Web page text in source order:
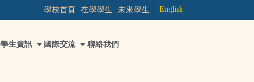
學校首頁 |在學學生 | 未來學生 English
學生資訊 國際交流 聯絡我們